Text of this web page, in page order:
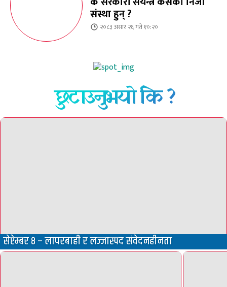
संस्था हुन् ?
२०८३ असार २६ गते १०:२०
छुटाउनुभयो कि ?
सेप्टेम्बर ८ – लापरबाही र लज्जास्पद संवेदनहीनता